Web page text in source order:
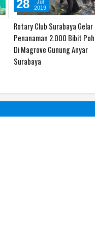
Ketahanan pangan Gundih
27
Sep
2020